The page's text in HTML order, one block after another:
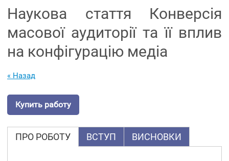
Наукова стаття Конверсія
масової аудиторії та її вплив
на конфігурацію медіа
« Назад
Купить работу
ПРО РОБОТУ ВСТУП ВИСНОВКИ